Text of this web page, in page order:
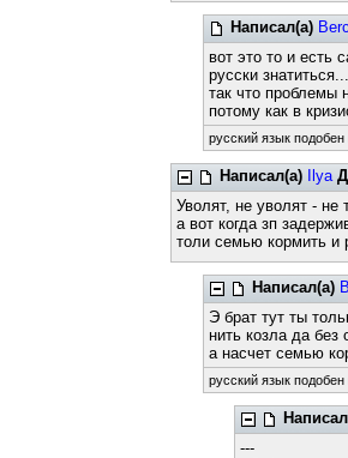
Написал(а)
вот это то и есть
русски
так что проблемы
потому как в
русский язык подобен
Написал(а) Ilya
Уволят, не уволят - не
а вот когда зп
толи семью кормить и
Написал(а)
Э брат тут ты
нить козла да без
а насчет семью
русский язык подобен
---